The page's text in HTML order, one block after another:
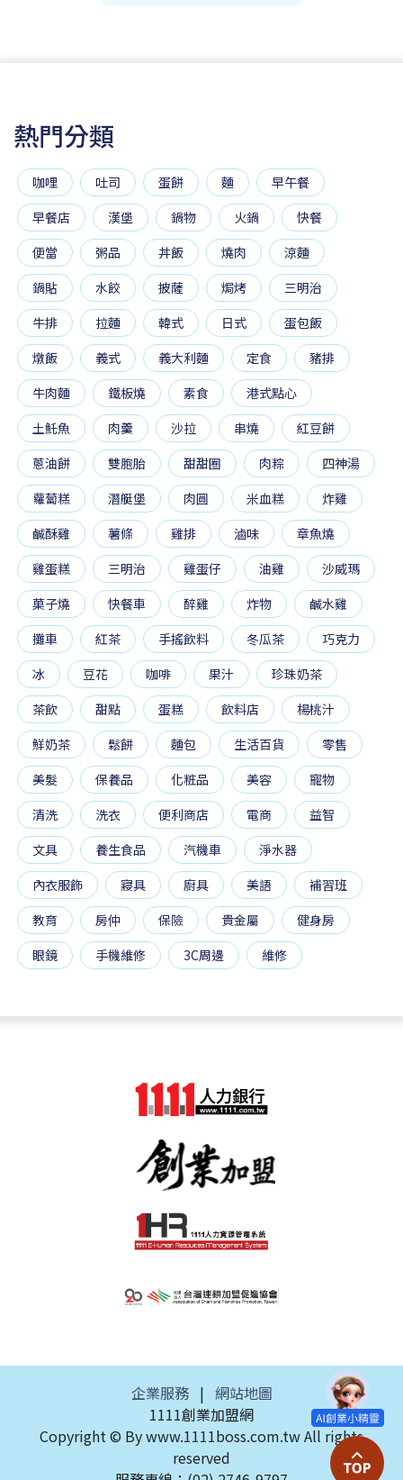
熱門分類
咖哩 吐司 蛋餅 麵
早午餐
早餐店
漢堡 鍋物 火鍋
快餐
便當
粥品 丼飯 燒肉
涼麵
鍋貼
水餃 披薩 焗烤
三明治
牛排
拉麵 韓式 日式
蛋包飯
燉飯
義式 義大利麵 定食
豬排
牛肉麵
鐵板燒 素食
港式點心
土魠魚
肉羹 沙拉 串燒
紅豆餅
蔥油餅
雙胞胎 甜甜圈 肉粽
四神湯
蘿蔔糕
潛艇堡 肉圓 米血糕
炸雞
鹹酥雞
薯條 雞排 滷味
章魚燒
雞蛋糕
三明治 雞蛋仔 油雞
沙威瑪
菓子燒
快餐車 醉雞 炸物
鹹水雞
攤車
紅茶 手搖飲料 冬瓜茶
巧克力
冰
豆花 咖啡 果汁
珍珠奶茶
茶飲
甜點 蛋糕 飲料店
楊桃汁
鮮奶茶
鬆餅 麵包 生活百貨
零售
美髮
保養品 化粧品 美容
寵物
清洗
洗衣 便利商店 電商
益智
文具
養生食品 汽機車
淨水器
內衣服飾
寢具 廚具 美語
補習班
教育
房仲 保險 貴金屬
健身房
眼鏡
手機維修 3C周邊 維修
企業服務 | 網站地圖
1111創業加盟網
Copyright © By www.1111boss.com.tw All rights
reserved